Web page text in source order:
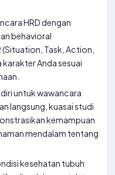
HRD dengan
behavioral
Task, Action,
Anda sesuai
untuk wawancara
langsung, kuasai studi
kemampuan
mendalam tentang
kesehatan tubuh